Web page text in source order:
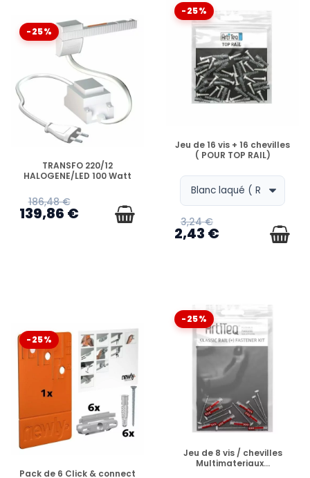
-25%
EN STOCK
TRANSFO 220/12
HALOGENE/LED 100 Watt
186,48 €
139,86 €
-25%
EN STOCK
Jeu de 16 vis + 16 chevilles
( POUR TOP RAIL)
3,24 €
2,43 €
-25%
EN STOCK
Pack de 6 Click & connect
-25%
EN STOCK
Jeu de 8 vis / chevilles
Multimateriaux...